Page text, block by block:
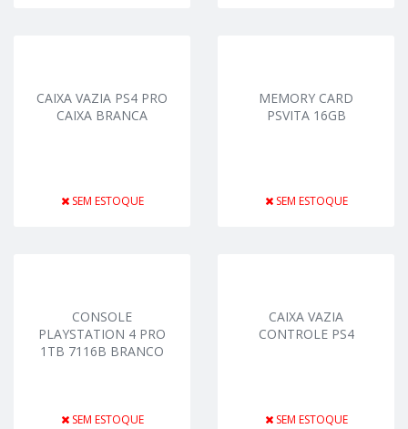
CAIXA VAZIA PS4 PRO
CAIXA BRANCA
SEM ESTOQUE
MEMORY CARD
PSVITA 16GB
SEM ESTOQUE
CONSOLE
PLAYSTATION 4 PRO
1TB 7116B BRANCO
SEM ESTOQUE
CAIXA VAZIA
CONTROLE PS4
SEM ESTOQUE